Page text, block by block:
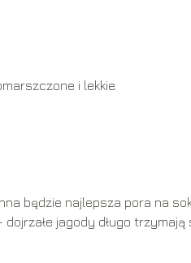
i lekkie.
będzie najlepsza pora na
jagody długo trzymają